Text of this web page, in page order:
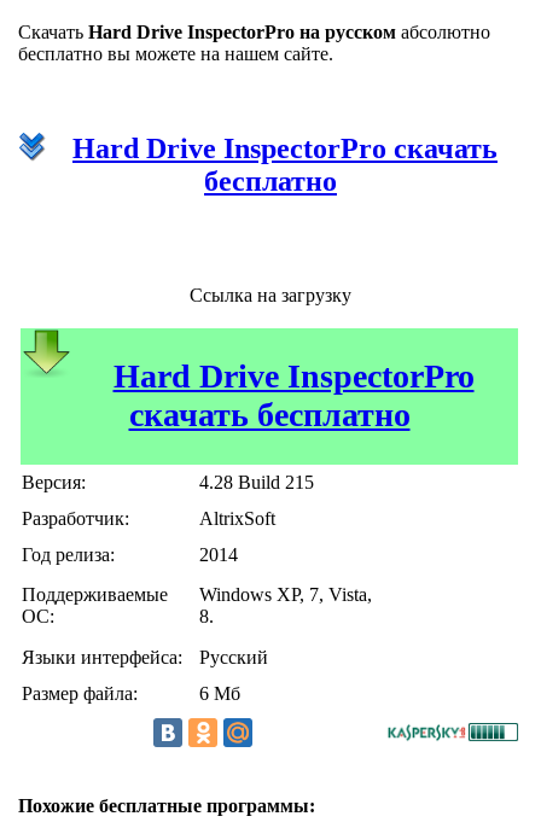
Скачать Hard Drive InspectorPro на русском абсолютно
бесплатно вы можете на нашем сайте.
Hard Drive InspectorPro скачать
бесплатно
Ссылка на загрузку
Hard Drive InspectorPro
скачать бесплатно
Версия:
4.28 Build 215
Разработчик:
AltrixSoft
Год релиза:
2014
Поддерживаемые
ОС:
Windows XP, 7, Vista,
8.
Языки интерфейса:
Русский
Размер файла:
6 Мб
Похожие бесплатные программы: